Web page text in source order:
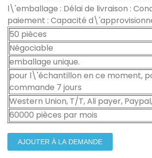
l\'emballage : Délai de livraison :
paiement : Capacité
50 pièces
Négociable
emballage unique.
pour l\'échantillon en ce moment,
commande 7 jours
Western Union, T/T, Ali payer, Paypal,
60000 pièces par mois
AJOUTER À LA DEMANDE